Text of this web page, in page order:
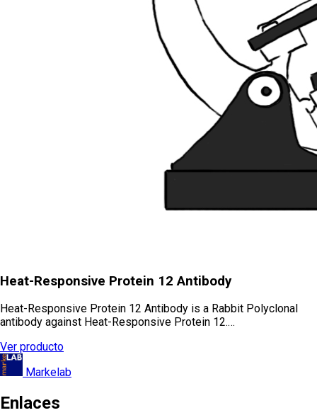
Heat-Responsive Protein 12 Antibody
Heat-Responsive Protein 12 Antibody is a Rabbit Polyclonal
antibody against Heat-Responsive Protein 12.…
Ver producto
Markelab
Enlaces